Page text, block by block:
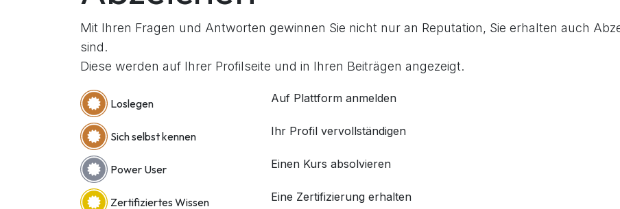
Mit Ihren Fragen und Antworten gewinnen Sie nicht nur an Reputation, Sie erhalten auch
sind.
Diese werden auf Ihrer Profilseite und in Ihren Beiträgen angezeigt.
Loslegen Auf Plattform anmelden
Sich selbst kennen Ihr Profil vervollständigen
Power User Einen Kurs absolvieren
Zertifiziertes Wissen Eine Zertifizierung erhalten